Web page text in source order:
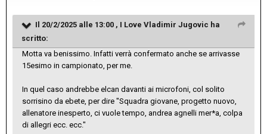
Il 20/2/2025 alle 13:00 , I Love Vladimir Jugovic ha
scritto:
Motta va benissimo. Infatti verrà confermato anche se arrivasse
15esimo in campionato, per me.
In quel caso andrebbe elcan davanti ai microfoni, col solito
sorrisino da ebete, per dire "Squadra giovane, progetto nuovo,
allenatore inesperto, ci vuole tempo, andrea agnelli mer*a, colpa
di allegri ecc. ecc."